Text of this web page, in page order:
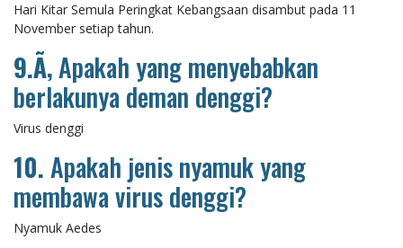
Hari Kitar Semula Peringkat Kebangsaan disambut pada 11
November setiap tahun.
9.Ã‚Apakah yang menyebabkan
berlakunya deman denggi?
Virus denggi
10.Apakah jenis nyamuk yang
membawa virus denggi?
Nyamuk Aedes